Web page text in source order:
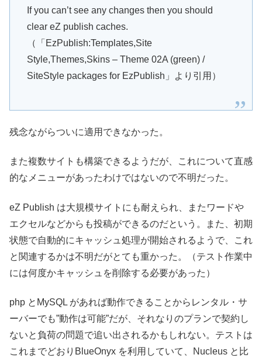
If you can’t see any changes then you should
clear eZ publish caches.
（「EzPublish:Templates,Site
Style,Themes,Skins – Theme 02A (green) /
SiteStyle packages for EzPublish」より引用）
残念ながらついに適用できなかった。
また複数サイトも構築できるようだが、これについて直感
的なメニューがあったわけではないので不明だった。
eZ Publish は大規模サイトにも耐えられ、またワードや
エクセルなどからも投稿ができるのだという。また、初期
状態で自動的にキャッシュ処理が開始されるようで、これ
と関連するかは不明だがとても重かった。（テスト作業中
には何度かキャッシュを削除する必要があった）
php とMySQL があれば動作できることからレンタル・サ
ーバーでも”動作は可能”だが、それなりのプランで契約し
ないと負荷の問題で追い出されるかもしれない。テストは
これまでどおりBlueOnyx を利用していて、Nucleus と比